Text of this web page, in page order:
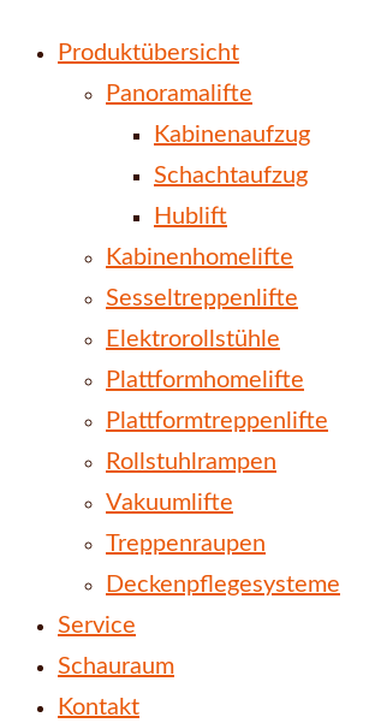
Produktübersicht
Panoramalifte
Kabinenaufzug
Schachtaufzug
Hublift
Kabinenhomelifte
Sesseltreppenlifte
Elektrorollstühle
Plattformhomelifte
Plattformtreppenlifte
Rollstuhlrampen
Vakuumlifte
Treppenraupen
Deckenpflegesysteme
Service
Schauraum
Kontakt